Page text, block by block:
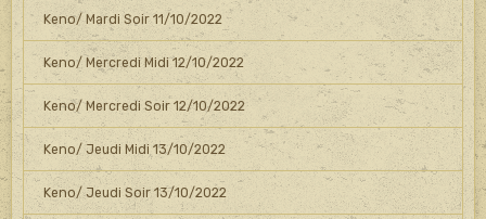
Keno/ Mardi Soir 11/10/2022
Keno/ Mercredi Midi 12/10/2022
Keno/ Mercredi Soir 12/10/2022
Keno/ Jeudi Midi 13/10/2022
Keno/ Jeudi Soir 13/10/2022